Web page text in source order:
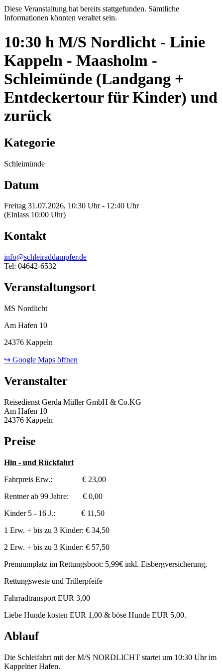
Diese Veranstaltung hat bereits stattgefunden. Sämtliche
Informationen könnten veraltet sein.
10:30 h M/S Nordlicht - Linie
Kappeln - Maasholm -
Schleimünde (Landgang +
Entdeckertour für Kinder) und
zurück
Kategorie
Schleimünde
Datum
Freitag 31.07.2026, 10:30 Uhr - 12:40 Uhr
(Einlass 10:00 Uhr)
Kontakt
info@schleiraddampfer.de
Tel: 04642-6532
Veranstaltungsort
MS Nordlicht
Am Hafen 10
24376 Kappeln
↪ Google Maps öffnen
Veranstalter
Reisedienst Gerda Müller GmbH & Co.KG
Am Hafen 10
24376 Kappeln
Preise
Hin - und Rückfahrt
Fahrpreis Erw.: € 23,00
Rentner ab 99 Jahre: € 0,00
Kinder 5 - 16 J.: € 11,50
1 Erw. + bis zu 3 Kinder: € 34,50
2 Erw. + bis zu 3 Kinder: € 57,50
Premiumplatz im Rettungsboot: 5,99€ inkl. Eisbergversicherung,
Rettungsweste und Trillerpfeife
Fahrradtransport EUR 3,00
Liebe Hunde kosten EUR 1,00 & böse Hunde EUR 5,00.
Ablauf
Die Schleifahrt mit der M/S NORDLICHT startet um 10:30 Uhr im
Kappelner Hafen.